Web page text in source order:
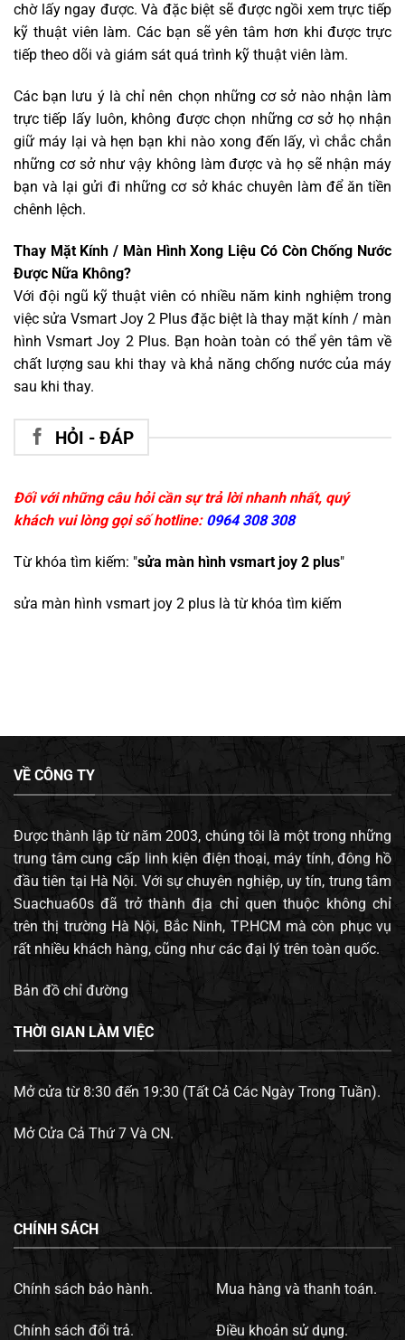
chờ lấy ngay được. Và đặc biệt sẽ được ngồi xem trực tiếp
kỹ thuật viên làm. Các bạn sẽ yên tâm hơn khi được trực
tiếp theo dõi và giám sát quá trình kỹ thuật viên làm.
Các bạn lưu ý là chỉ nên chọn những cơ sở nào nhận làm
trực tiếp lấy luôn, không được chọn những cơ sở họ nhận
giữ máy lại và hẹn bạn khi nào xong đến lấy, vì chắc chắn
những cơ sở như vậy không làm được và họ sẽ nhận máy
bạn và lại gửi đi những cơ sở khác chuyên làm để ăn tiền
chênh lệch.
Thay Mặt Kính / Màn Hình Xong Liệu Có Còn Chống Nước
Được Nữa Không?
Với đội ngũ kỹ thuật viên có nhiều năm kinh nghiệm trong
việc sửa Vsmart Joy 2 Plus đặc biệt là thay mặt kính / màn
hình Vsmart Joy 2 Plus. Bạn hoàn toàn có thể yên tâm về
chất lượng sau khi thay và khả năng chống nước của máy
sau khi thay.
HỎI - ĐÁP
Đối với những câu hỏi cần sự trả lời nhanh nhất, quý
khách vui lòng gọi số hotline: 0964 308 308
Từ khóa tìm kiếm: "sửa màn hình vsmart joy 2 plus"
sửa màn hình vsmart joy 2 plus là từ khóa tìm kiếm
VỀ CÔNG TY
Được thành lập từ năm 2003, chúng tôi là một trong những
trung tâm cung cấp linh kiện điện thoại, máy tính, đông hồ
đầu tiên tại Hà Nội. Với sự chuyên nghiệp, uy tín, trung tâm
Suachua60s đã trở thành địa chỉ quen thuộc không chỉ
trên thị trường Hà Nội, Bắc Ninh, TP.HCM mà còn phục vụ
rất nhiều khách hàng, cũng như các đại lý trên toàn quốc.
Bản đồ chỉ đường
THỜI GIAN LÀM VIỆC
Mở cửa từ 8:30 đến 19:30 (Tất Cả Các Ngày Trong Tuần).
Mở Cửa Cả Thứ 7 Và CN.
CHÍNH SÁCH
Chính sách bảo hành.
Chính sách đổi trả.
Mua hàng và thanh toán.
Điều khoản sử dụng.